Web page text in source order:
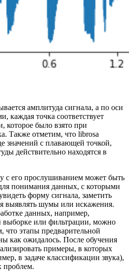
амплитуда сигнала, а по оси
каждая точка соответствует
которое было взято при
Также отметим, что librosa
значений с плавающей точкой,
действительно находятся в
с его прослушиванием может быть
понимания данных, с которыми
форму сигнала, заметить
выявлять шумы или искажения.
данных, например,
выборке или фильтрации, можно
что этапы предварительной
как ожидалось. После обучения
примеры, в которых
в задаче классификации звука),
проблем.